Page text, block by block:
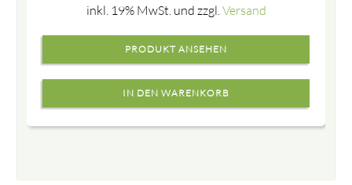
inkl. 19% MwSt. und zzgl. Versand
PRODUKT ANSEHEN